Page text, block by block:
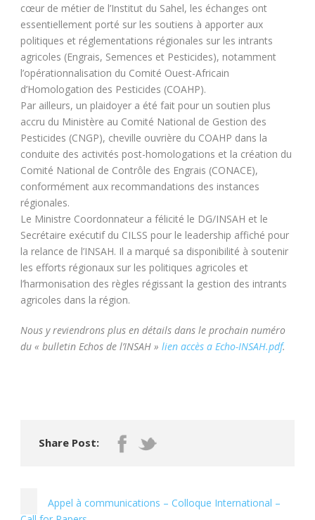
cœur de métier de l’Institut du Sahel, les échanges ont
essentiellement porté sur les soutiens à apporter aux
politiques et réglementations régionales sur les intrants
agricoles (Engrais, Semences et Pesticides), notamment
l’opérationnalisation du Comité Ouest-Africain
d’Homologation des Pesticides (COAHP).
Par ailleurs, un plaidoyer a été fait pour un soutien plus
accru du Ministère au Comité National de Gestion des
Pesticides (CNGP), cheville ouvrière du COAHP dans la
conduite des activités post-homologations et la création du
Comité National de Contrôle des Engrais (CONACE),
conformément aux recommandations des instances
régionales.
Le Ministre Coordonnateur a félicité le DG/INSAH et le
Secrétaire exécutif du CILSS pour le leadership affiché pour
la relance de l’INSAH. Il a marqué sa disponibilité à soutenir
les efforts régionaux sur les politiques agricoles et
l’harmonisation des règles régissant la gestion des intrants
agricoles dans la région.
Nous y reviendrons plus en détails dans le prochain numéro
du « bulletin Echos de l’INSAH » lien accès a Echo-INSAH.pdf.
Share Post:
Appel à communications – Colloque International –